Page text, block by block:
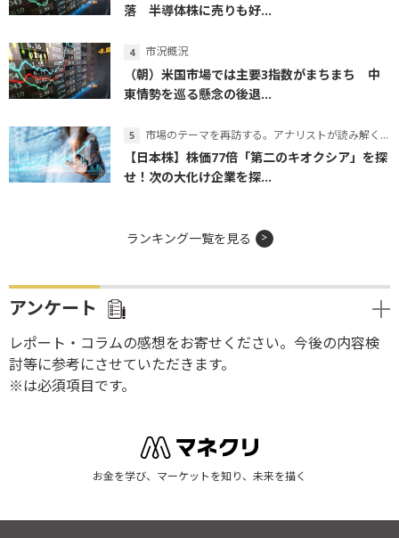
落 半導体株に売りも好...
市況概況
（朝）米国市場では主要3指数がまちまち 中
東情勢を巡る懸念の後退...
市場のテーマを再訪する。アナリストが読み解くテーマの本質
【日本株】株価77倍「第二のキオクシア」を探
せ！次の大化け企業を探...
ランキング一覧を見る
アンケート
レポート・コラムの感想をお寄せください。今後の内容検
討等に参考にさせていただきます。
※は必須項目です。
お金を学び、マーケットを知り、未来を描く